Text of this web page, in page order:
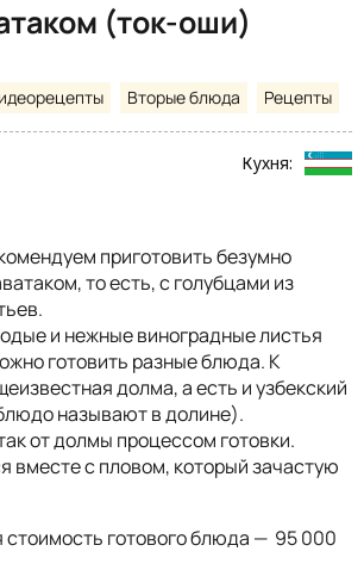
(ток-оши)
Вторые блюда Рецепты
Кухня:
приготовить безумно
то есть, с голубцами из
и нежные виноградные листья
готовить разные блюда. К
долма, а есть и узбекский
называют в долине).
от долмы процессом готовки.
вместе с пловом, который зачастую
стоимость готового блюда — 95 000